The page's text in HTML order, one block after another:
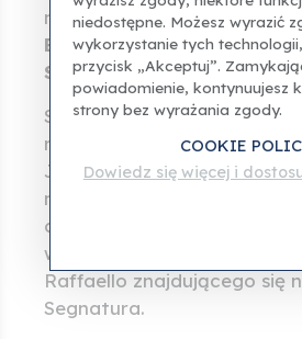
można zobaczyćdzieła
Bramantino, Lorenzo
Sesto.
Są to pozostałości
rozpoczętych na początku
Juliusza II, ale
niedokończonych i później
obecnymi dekoracjami ze
wielkie zamiłowanie
Raffaello znajdującego się
Segnatura.
niedostępne. Możesz wyrazić
wykorzystanie tych
przycisk „Akceptuj”.
powiadomienie, kontynuujesz
strony bez wyrażania zgody.
COOKIE
Dowiedz się więcej i